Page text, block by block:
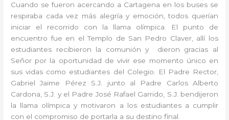
Cuando se fueron acercando a Cartagena en los buses se
respiraba cada vez más alegría y emoción, todos querían
iniciar el recorrido con la llama olímpica. El punto de
encuentro fue en el Templo de San Pedro Claver, allí los
estudiantes recibieron la comunión y dieron gracias al
Señor por la oportunidad de vivir ese momento único en
sus vidas como estudiantes del Colegio. El Padre Rector,
Gabriel Jaime Pérez S.J. junto al Padre Carlos Alberto
Cardona, S.J. y el Padre José Rafael Garrido, S.J. bendijeron
la llama olímpica y motivaron a los estudiantes a cumplir
con el compromiso de portarla a su destino final.